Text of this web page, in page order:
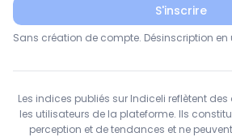
S'inscrire
Sans création de compte. Désinscription en
Les indices publiés sur Indiceli reflètent
les utilisateurs de la plateforme. Ils
perception et de tendances et ne